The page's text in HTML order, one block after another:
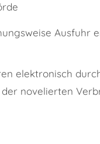
Ausfuhr
elektronisch
novelierten